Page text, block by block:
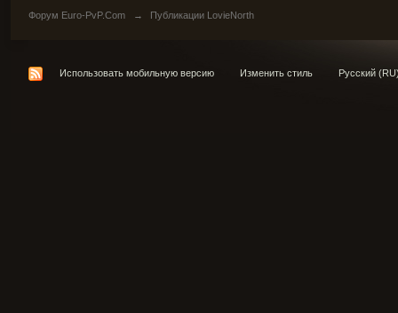
Форум Euro-PvP.Com → Публикации LovieNorth
Использовать мобильную версию Изменить стиль Русский